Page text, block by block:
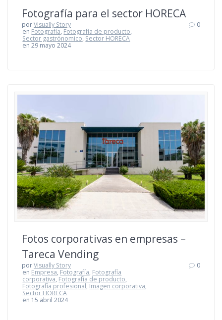
Fotografía para el sector HORECA
porVisually Story
en Fotografía, Fotografía de producto,
Sector gastrónomico, Sector HORECA
en 29 mayo 2024
0
Fotos corporativas en empresas –
Tareca Vending
porVisually Story
en Empresa, Fotografía, Fotografía
corporativa, Fotografía de producto,
Fotografía profesional, Imagen corporativa,
Sector HORECA
en 15 abril 2024
0